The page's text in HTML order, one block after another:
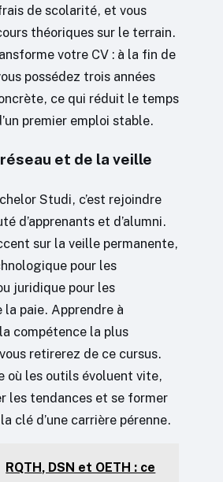
de scolarité, et vous
théoriques sur le terrain.
votre CV : à la fin de
possédez trois années
ce qui réduit le temps
premier emploi stable.
et de la veille
Studi, c’est rejoindre
d’apprenants et d’alumni.
sur la veille permanente,
pour les
juridique pour les
paie. Apprendre à
compétence la plus
retirerez de ce cursus.
où les outils évoluent vite,
les tendances et se former
clé d’une carrière pérenne.
RQTH, DSN et OETH : ce